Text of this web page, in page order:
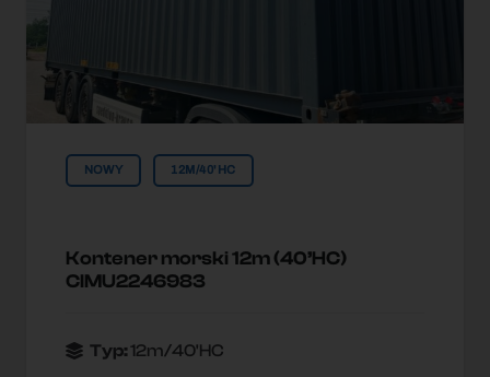
NOWY 12M/40'HC
Kontener morski 12m (40’HC)
CIMU2246983
Typ:12m/40'HC